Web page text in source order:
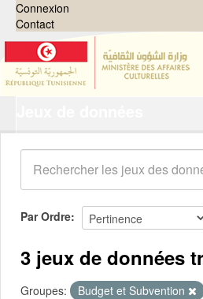
Connexion
Contact
Organisations
Groupes
Demandes 0
À propos
Par Ordre
3 jeux de données
Groupes: Budget et Subvention